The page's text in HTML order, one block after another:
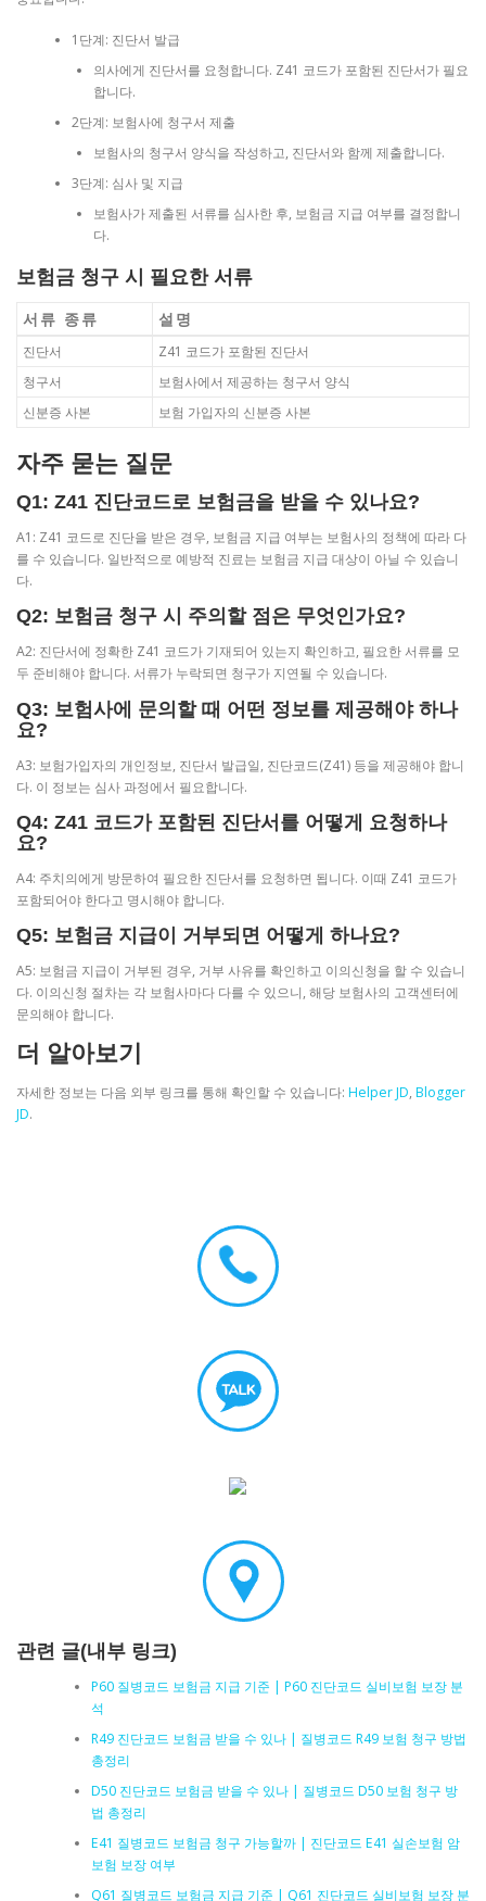
1단계: 진단서 발급
의사에게 진단서를 요청합니다. Z41 코드가 포함된 진단서가 필요
합니다.
2단계: 보험사에 청구서 제출
보험사의 청구서 양식을 작성하고, 진단서와 함께 제출합니다.
3단계: 심사 및 지급
보험사가 제출된 서류를 심사한 후, 보험금 지급 여부를 결정합니
다.
보험금 청구 시 필요한 서류
서류 종류 설명
진단서
Z41 코드가 포함된 진단서
청구서
보험사에서 제공하는 청구서 양식
신분증 사본
보험 가입자의 신분증 사본
자주 묻는 질문
Q1: Z41 진단코드로 보험금을 받을 수 있나요?
A1: Z41 코드로 진단을 받은 경우, 보험금 지급 여부는 보험사의 정책에 따라 다
를 수 있습니다. 일반적으로 예방적 진료는 보험금 지급 대상이 아닐 수 있습니
다.
Q2: 보험금 청구 시 주의할 점은 무엇인가요?
A2: 진단서에 정확한 Z41 코드가 기재되어 있는지 확인하고, 필요한 서류를 모
두 준비해야 합니다. 서류가 누락되면 청구가 지연될 수 있습니다.
Q3: 보험사에 문의할 때 어떤 정보를 제공해야 하나
요?
A3: 보험가입자의 개인정보, 진단서 발급일, 진단코드(Z41) 등을 제공해야 합니
다. 이 정보는 심사 과정에서 필요합니다.
Q4: Z41 코드가 포함된 진단서를 어떻게 요청하나
요?
A4: 주치의에게 방문하여 필요한 진단서를 요청하면 됩니다. 이때 Z41 코드가
포함되어야 한다고 명시해야 합니다.
Q5: 보험금 지급이 거부되면 어떻게 하나요?
A5: 보험금 지급이 거부된 경우, 거부 사유를 확인하고 이의신청을 할 수 있습니
다. 이의신청 절차는 각 보험사마다 다를 수 있으니, 해당 보험사의 고객센터에
문의해야 합니다.
더 알아보기
자세한 정보는 다음 외부 링크를 통해 확인할 수 있습니다: Helper JD, Blogger
JD.
관련 글(내부 링크)
P60 질병코드 보험금 지급 기준 | P60 진단코드 실비보험 보장 분
석
R49 진단코드 보험금 받을 수 있나 | 질병코드 R49 보험 청구 방법
총정리
D50 진단코드 보험금 받을 수 있나 | 질병코드 D50 보험 청구 방
법 총정리
E41 질병코드 보험금 청구 가능할까 | 진단코드 E41 실손보험 암
보험 보장 여부
Q61 질병코드 보험금 지급 기준 | Q61 진단코드 실비보험 보장 분